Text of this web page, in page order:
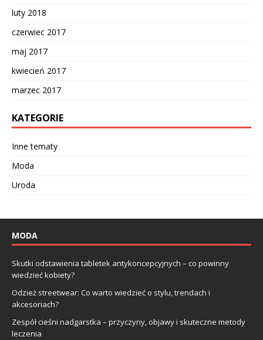
luty 2018
czerwiec 2017
maj 2017
kwiecień 2017
marzec 2017
KATEGORIE
Inne tematy
Moda
Uroda
MODA
Skutki odstawienia tabletek antykoncepcyjnych – co powinny
wiedzieć kobiety?
Odzież streetwear: Co warto wiedzieć o stylu, trendach i
akcesoriach?
Zespół cieśni nadgarstka – przyczyny, objawy i skuteczne metody
leczenia